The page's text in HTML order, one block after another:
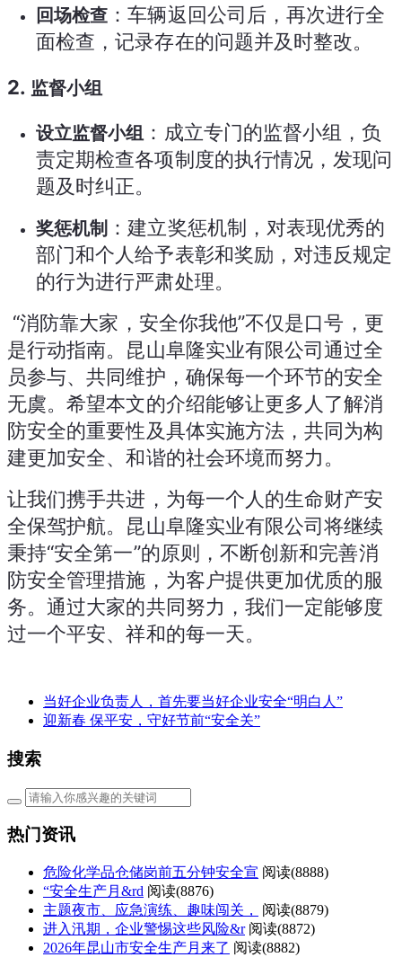
回场检查 ：车辆返回公司后，再次进行全
面检查，记录存在的问题并及时整改。
2. 监督小组
设立监督小组 ：成立专门的监督小组，负
责定期检查各项制度的执行情况，发现问
题及时纠正。
奖惩机制 ：建立奖惩机制，对表现优秀的
部门和个人给予表彰和奖励，对违反规定
的行为进行严肃处理。
是行动指南。昆山阜隆实业有限公司通过全
员参与、共同维护，确保每一个环节的安全
无虞。希望本文的介绍能够让更多人了解消
防安全的重要性及具体实施方法，共同为构
建更加安全、和谐的社会环境而努力。
让我们携手共进，为每一个人的生命财产安
全保驾护航。昆山阜隆实业有限公司将继续
秉持“安全第一”的原则，不断创新和完善消
防安全管理措施，为客户提供更加优质的服
务。通过大家的共同努力，我们一定能够度
过一个平安、祥和的每一天。
当好企业负责人，首先要当好企业安全“明白人”
​迎新春 保平安，守好节前“安全关”
搜索
热门资讯
危险化学品仓储岗前五分钟安全宣 阅读(8888)
“安全生产月&rd 阅读(8876)
主题夜市、应急演练、趣味闯关，
阅读(8879)
进入汛期，企业警惕这些风险&r 阅读(8872)
2026年昆山市安全生产月来了 阅读(8882)